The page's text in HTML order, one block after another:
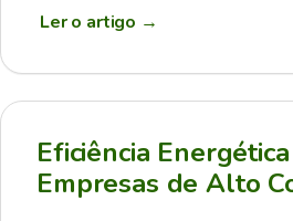
Ler o artigo →
Eficiência
Empresas de Alto